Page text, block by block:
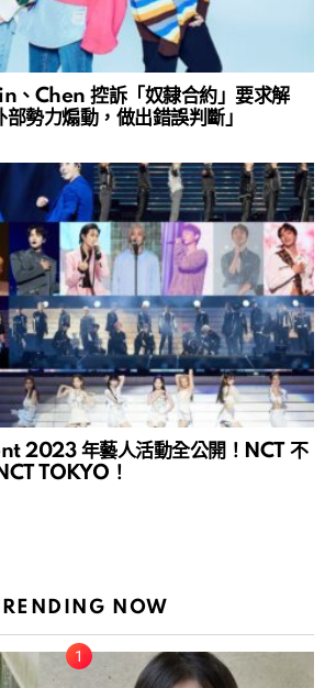
、Chen 控訴「奴隸合約」要求解
勢力煽動，做出錯誤判斷」
2023 年藝人活動全公開！NCT 不
TOKYO！
NOW